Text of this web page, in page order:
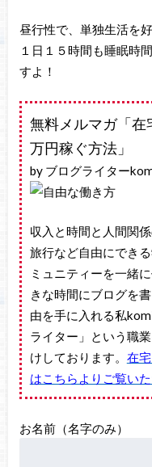
昼行性で、単独生活を
１日１５時間も睡眠時
すよ！
無料メルマガ「在
万円稼ぐ方法」
by ブログライター
収入と時間と人間関
旅行など自由にでき
ミュニティーを一緒
きな時間にブログを
由を手に入れる私
ライター」という職
けしております。 在
はこちらよりご覧い
お名前（名字のみ）